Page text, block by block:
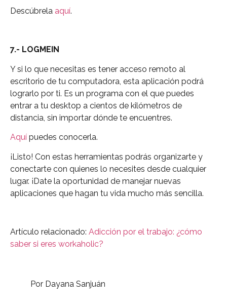
Descúbrela aquí.
7.- LOGMEIN
Y si lo que necesitas es tener acceso remoto al
escritorio de tu computadora, esta aplicación podrá
lograrlo por ti. Es un programa con el que puedes
entrar a tu desktop a cientos de kilómetros de
distancia, sin importar dónde te encuentres.
Aquí puedes conocerla.
¡Listo! Con estas herramientas podrás organizarte y
conectarte con quienes lo necesites desde cualquier
lugar. ¡Date la oportunidad de manejar nuevas
aplicaciones que hagan tu vida mucho más sencilla.
Artículo relacionado: Adicción por el trabajo: ¿cómo
saber si eres workaholic?
Por Dayana Sanjuán